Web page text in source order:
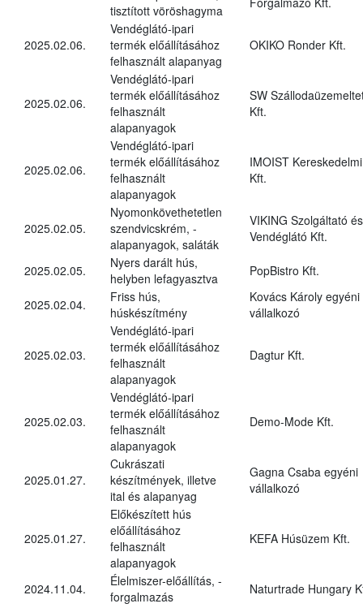
tisztított vöröshagyma
2025.02.06.
Vendéglátó-ipari
termék előállításához
felhasznált alapanyag
OKIKO Ronder Kft.
2025.02.06.
Vendéglátó-ipari
termék előállításához
felhasznált
alapanyagok
SW
Kft.
2025.02.06.
Vendéglátó-ipari
termék előállításához
felhasznált
alapanyagok
IMOIST Kereskedelmi
Kft.
2025.02.05.
Nyomonkövethetetlen
szendvicskrém, -
alapanyagok, saláták
VIKING Szolgáltató és
Vendéglátó Kft.
2025.02.05.
Nyers darált hús,
helyben lefagyasztva
PopBistro Kft.
2025.02.04.
Friss hús,
húskészítmény
Kovács Károly egyéni
vállalkozó
2025.02.03.
Vendéglátó-ipari
termék előállításához
felhasznált
alapanyagok
Dagtur Kft.
2025.02.03.
Vendéglátó-ipari
termék előállításához
felhasznált
alapanyagok
Demo-Mode Kft.
2025.01.27.
Cukrászati
készítmények, illetve
ital és alapanyag
Gagna Csaba egyéni
vállalkozó
2025.01.27.
Előkészített hús
előállításához
felhasznált
alapanyagok
KEFA Húsüzem Kft.
2024.11.04.
Élelmiszer-előállítás, -
forgalmazás
Naturtrade Hungary